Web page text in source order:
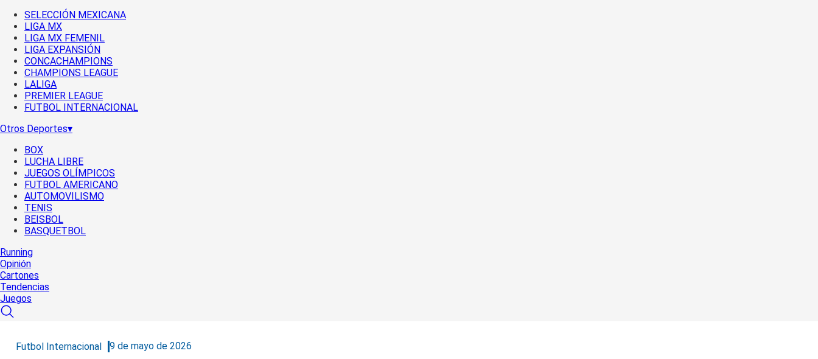
SELECCIÓN MEXICANA
LIGA MX
LIGA MX FEMENIL
LIGA EXPANSIÓN
CONCACHAMPIONS
CHAMPIONS LEAGUE
LALIGA
PREMIER LEAGUE
FUTBOL INTERNACIONAL
Otros Deportes▾
BOX
LUCHA LIBRE
JUEGOS OLÍMPICOS
FUTBOL AMERICANO
AUTOMOVILISMO
TENIS
BEISBOL
BASQUETBOL
Running
Opinión
Cartones
Tendencias
Juegos
Futbol Internacional 9 de mayo de 2026